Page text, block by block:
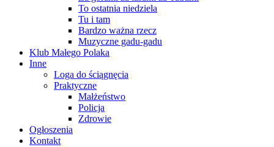
To ostatnia niedziela
Tu i tam
Bardzo ważna rzecz
Muzyczne gadu-gadu
Klub Małego Polaka
Inne
Loga do ściągnęcia
Praktyczne
Małżeństwo
Policja
Zdrowie
Ogłoszenia
Kontakt